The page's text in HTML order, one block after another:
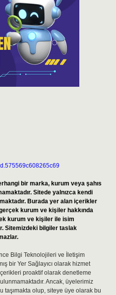
bir marka, kurum veya şahıs
Sitede yalnızca kendi
Burada yer alan içerikler
kurum ve kişiler hakkında
kurum ve kişiler ile isim
Sitemizdeki bilgiler taslak
Bilgi Teknolojileri ve İletişim
bir Yer Sağlayıcı olarak hizmet
proaktif olarak denetleme
Ancak, üyelerimiz
taşımakta olup, siteye üye olarak bu